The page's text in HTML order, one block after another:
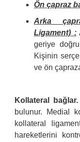
Ön çapraz
Arka
Ligament) :
geriye
Kişinin
ve ön
Kollateral bağlar.
bulunur. Medial
kollateral
hareketlerini